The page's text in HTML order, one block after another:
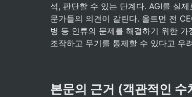
석, 판단할 수 있는 단계다. AGI를 실
문가들의 의견이 갈린다. 올트먼 전
병 등 인류의 문제를 해결하기 위한 가
조작하고 무기를 통제할 수 있다고 우
본문의 근거 (객관적인 수